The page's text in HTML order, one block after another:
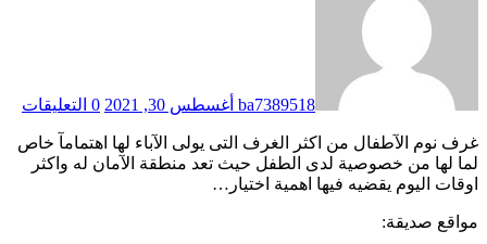
ba7389518 أغسطس 30, 2021 0 التعليقات
غرف نوم الآطفال من اكثر الغرف التى يولى الآباء لها اهتمامآ خاص
لما لها من خصوصية لدى الطفل حيث تعد منطقة الآمان له واكثر
اوقات اليوم يقضيه فيها اهمية اختيار…
مواقع صديقة: